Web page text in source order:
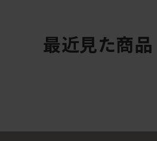
最近見た商品